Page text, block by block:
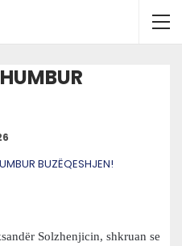
Solzhenjicin, shkruan se